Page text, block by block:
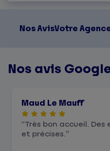
Nos AvisVotre
Nos avis
Maud Le Mauff
Très bon accueil. Des explications claire
et précises.